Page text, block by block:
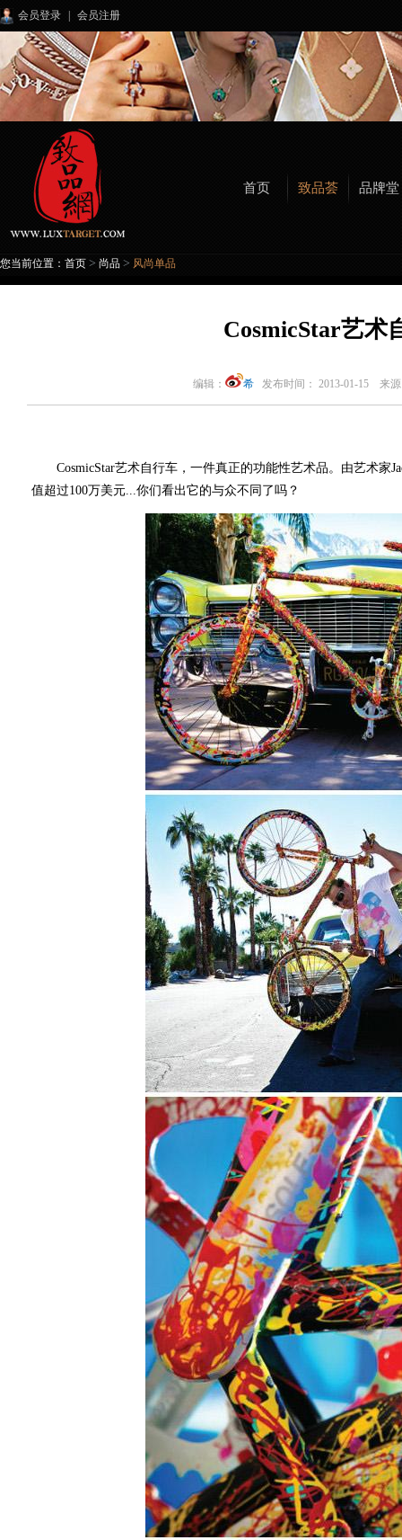
会员登录 会员注册
首页 致品荟 品牌堂
您当前位置： 首页 > 尚品 > 风尚单品
CosmicStar艺术
编辑： 希 发布时间： 2013-01-15 来
CosmicStar艺术自行车，一件真正的功能性艺术品。由艺术家
值超过100万美元...你们看出它的与众不同了吗？